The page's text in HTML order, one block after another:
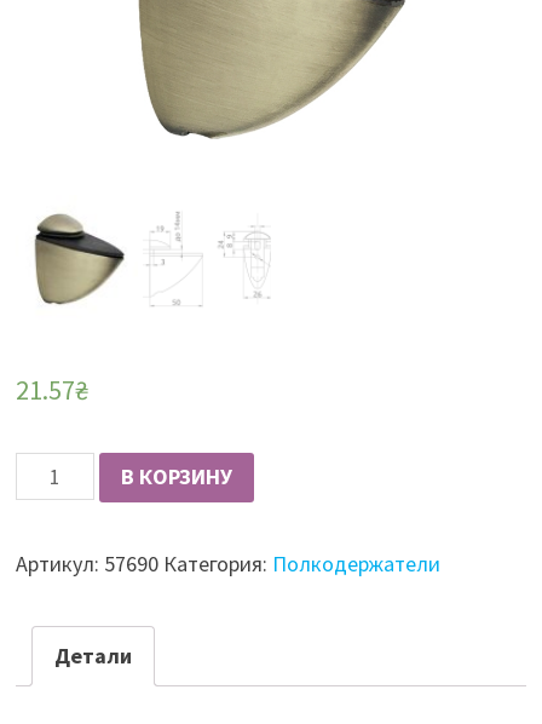
21.57₴
Количество
Крепление
стеклянной
Пеликанчик
В КОРЗИНУ
Артикул: 57690 Категория: Полкодержатели
Детали